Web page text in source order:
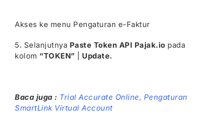
Akses ke menu Pengaturan e-Faktur
5. Selanjutnya Paste Token API Pajak.io pada
kolom “TOKEN” Update.
Baca juga : Trial Accurate Online, Pengaturan
SmartLink Virtual Account